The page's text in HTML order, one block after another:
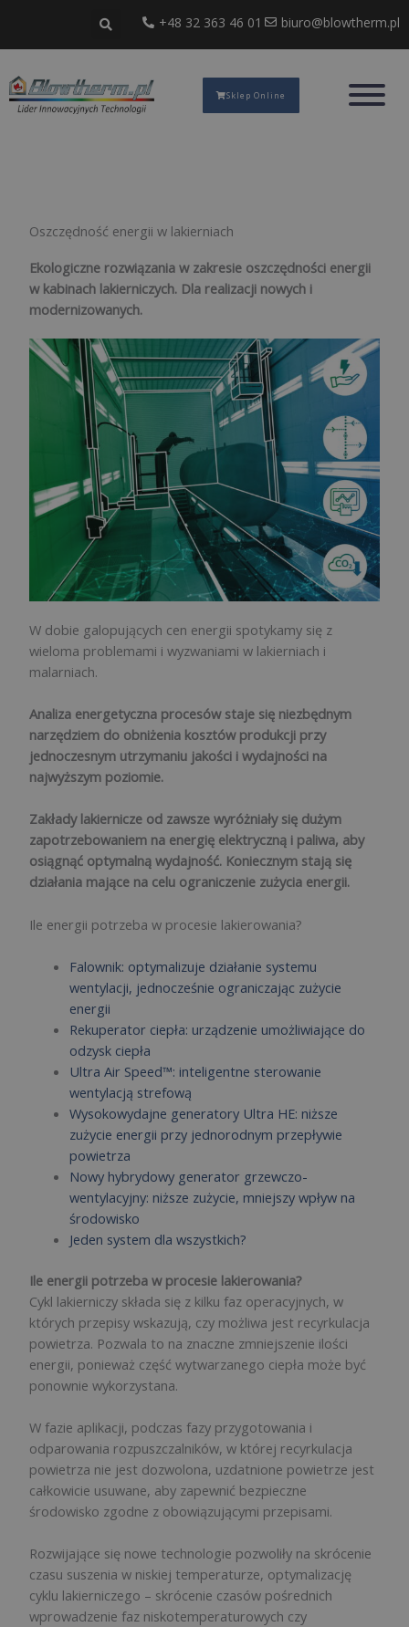
treści
+48 32 363 46 01 biuro@blowtherm.pl
Sklep Online
Oszczędność energii w lakierniach
Ekologiczne rozwiązania w zakresie oszczędności energii
w kabinach lakierniczych. Dla realizacji nowych i
modernizowanych.
W dobie galopujących cen energii spotykamy się z
wieloma problemami i wyzwaniami w lakierniach i
malarniach.
Analiza energetyczna procesów staje się niezbędnym
narzędziem do obniżenia kosztów produkcji przy
jednoczesnym utrzymaniu jakości i wydajności na
najwyższym poziomie.
Zakłady lakiernicze od zawsze wyróżniały się dużym
zapotrzebowaniem na energię elektryczną i paliwa, aby
osiągnąć optymalną wydajność. Koniecznym stają się
działania mające na celu ograniczenie zużycia energii.
Ile energii potrzeba w procesie lakierowania?
Falownik: optymalizuje działanie systemu
wentylacji, jednocześnie ograniczając zużycie
energii
Rekuperator ciepła: urządzenie umożliwiające do
odzysk ciepła
Ultra Air Speed™: inteligentne sterowanie
wentylacją strefową
Wysokowydajne generatory Ultra HE: niższe
zużycie energii przy jednorodnym przepływie
powietrza
Nowy hybrydowy generator grzewczo-
wentylacyjny: niższe zużycie, mniejszy wpływ na
środowisko
Jeden system dla wszystkich?
Ile energii potrzeba w procesie lakierowania?
Cykl lakierniczy składa się z kilku faz operacyjnych, w
których przepisy wskazują, czy możliwa jest recyrkulacja
powietrza. Pozwala to na znaczne zmniejszenie ilości
energii, ponieważ część wytwarzanego ciepła może być
ponownie wykorzystana.
W fazie aplikacji, podczas fazy przygotowania i
odparowania rozpuszczalników, w której recyrkulacja
powietrza nie jest dozwolona, uzdatnione powietrze jest
całkowicie usuwane, aby zapewnić bezpieczne
środowisko zgodne z obowiązującymi przepisami.
Rozwijające się nowe technologie pozwoliły na skrócenie
czasu suszenia w niskiej temperaturze, optymalizację
cyklu lakierniczego – skrócenie czasów pośrednich
wprowadzenie faz niskotemperaturowych czy